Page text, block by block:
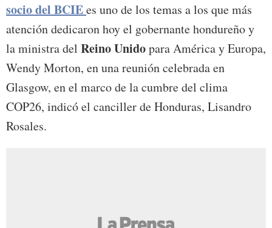
socio del BCIEes uno de los temas a los que más
atención dedicaron hoy el gobernante hondureño y
la ministra del Reino Unidopara América y Europa,
Wendy Morton, en una reunión celebrada en
Glasgow, en el marco de la cumbre del clima
COP26, indicó el canciller de Honduras, Lisandro
Rosales.